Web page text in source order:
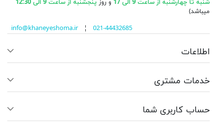
شنبه تا چهارشنبه از ساعت 9 الی 17
و روز پنجشنبه از ساعت 9 الی 12:30
میباشد)
info@khaneyeshoma.ir¦ 021-44432685
اطلاعات
خدمات مشتری
حساب کاربری شما